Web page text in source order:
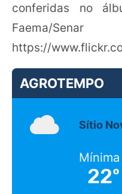
conferidas no
Faema/
https://
AGROTEMPO
Sítio
Mínima
22º